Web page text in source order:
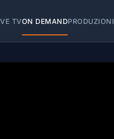
TVON DEMANDPRODUZIONI